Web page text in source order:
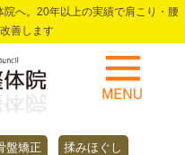
へ。20年以上の実績で肩こり・腰
善します
盤矯正 揉みほぐし